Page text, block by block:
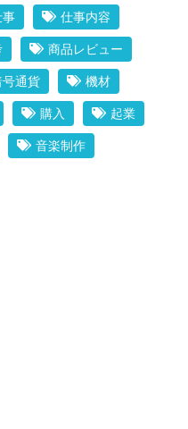
事 仕事内容
商品レビュー
号通貨 機材
購入 起業
音楽制作